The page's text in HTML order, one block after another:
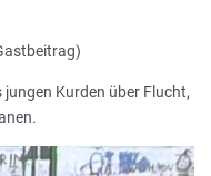
Kurden über Flucht,